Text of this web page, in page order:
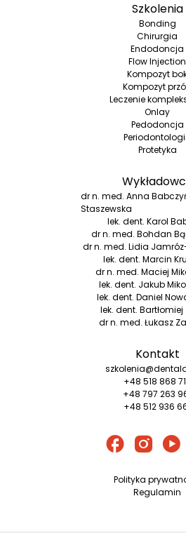
Szkolenia
Bonding
Chirurgia
Endodoncja
Flow Injection
Kompozyt
Kompozyt
Leczenie
Onlay
Pedodoncja
Protetyka
dr n. med. Anna
Staszewska
lek. dent. Karol
dr n. med. Bohdan
dr n. med. Lidia
lek. dent. Marcin
dr n. med. Maciej
lek. dent. Jakub
lek. dent. Daniel
lek. dent. Bartłomiej
dr n. med. Łukasz
Kontakt
+48 518 868
+48 797 263
+48 512 936
Polityka
Regulamin